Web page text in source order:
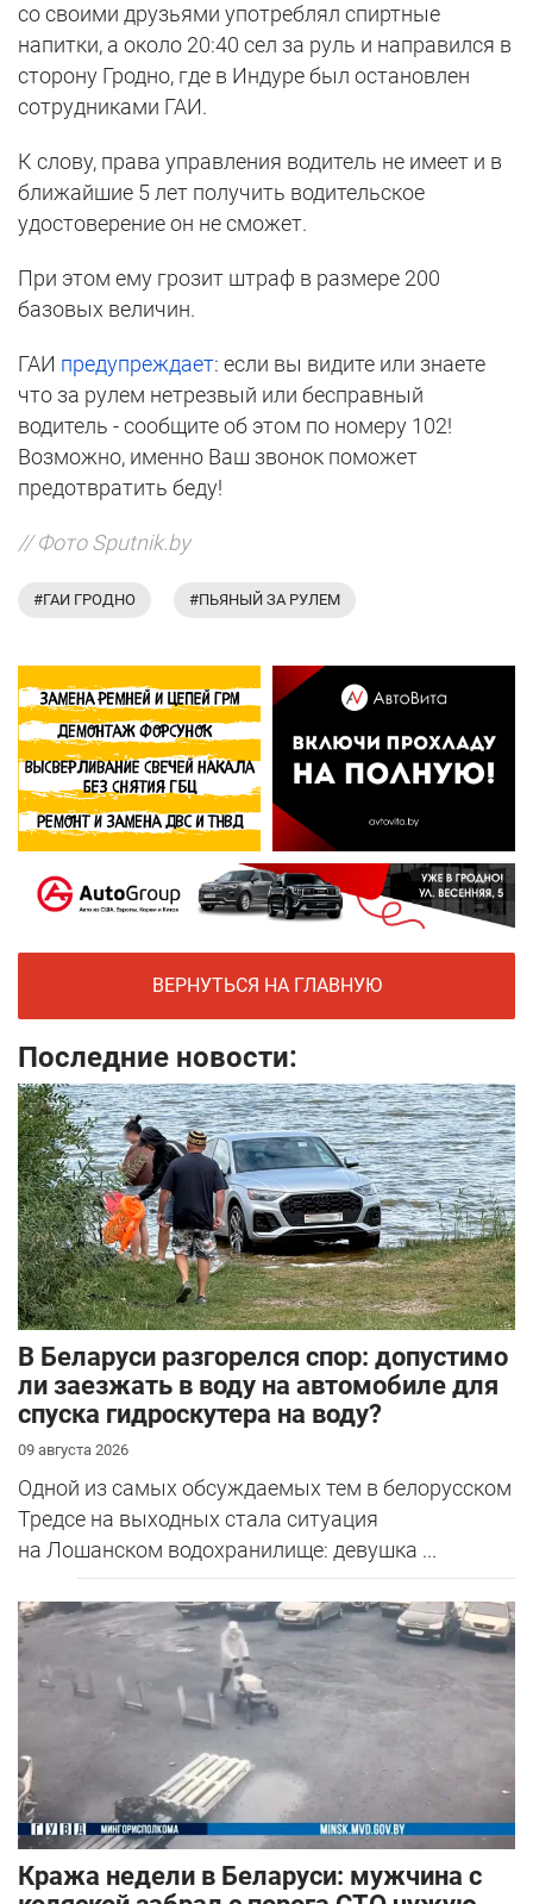
со своими друзьями употреблял спиртные
напитки, а около 20:40 сел за руль и направился в
сторону Гродно, где в Индуре был остановлен
сотрудниками ГАИ.
К слову, права управления водитель не имеет и в
ближайшие 5 лет получить водительское
удостоверение он не сможет.
При этом ему грозит штраф в размере 200
базовых величин.
ГАИ предупреждает: если вы видите или знаете
что за рулем нетрезвый или бесправный
водитель - сообщите об этом по номеру 102!
Возможно, именно Ваш звонок поможет
предотвратить беду!
// Фото Sputnik.by
#ГАИ ГРОДНО #ПЬЯНЫЙ ЗА РУЛЕМ
ВЕРНУТЬСЯ НА ГЛАВНУЮ
Последние новости:
В Беларуси разгорелся спор: допустимо
ли заезжать в воду на автомобиле для
спуска гидроскутера на воду?
09 августа 2026
Одной из самых обсуждаемых тем в белорусском
Тредсе на выходных стала ситуация
на Лошанском водохранилище: девушка ...
Кража недели в Беларуси: мужчина с